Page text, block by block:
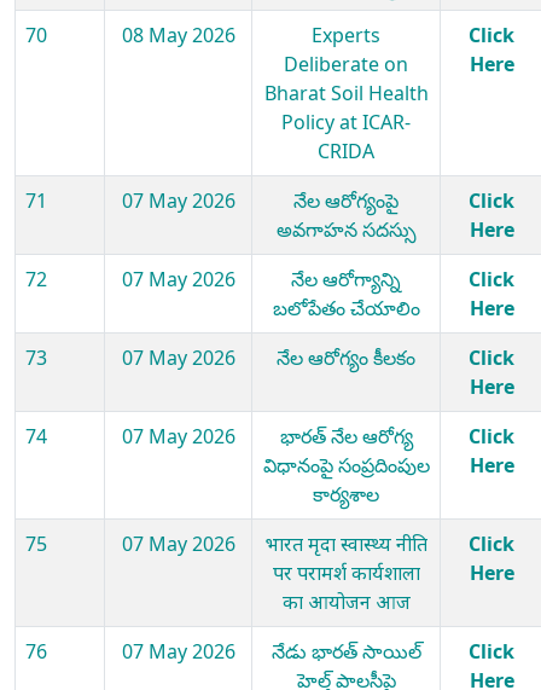
70 08 May 2026
Experts
Deliberate on
Bharat Soil Health
Policy at ICAR-
CRIDA
Click
Here
71 07 May 2026
నేల ఆరోగ్యంపై
అవగాహన సదస్సు
Click
Here
72
07 May 2026
నేల ఆరోగ్యాన్ని
బలోపేతం చేయాలిం
Click
Here
73
07 May 2026 నేల ఆరోగ్యం కీలకం
Click
Here
74
07 May 2026
భారత్ నేల ఆరోగ్య
విధానంపై సంప్రదింపుల
కార్యశాల
Click
Here
75 07 May 2026
भारत मृदा स्वास्थ्य नीति
पर परामर्श कार्यशाला
का आयोजन आज
Click
Here
76 07 May 2026
నేడు భారత్ సాయిల్
హెల్త్ పాలసీపై
Click
Here